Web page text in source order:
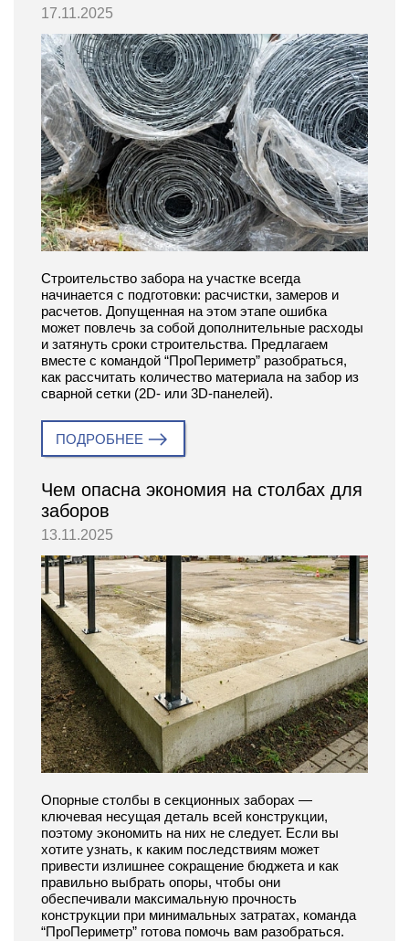
17.11.2025
Строительство забора на участке всегда
начинается с подготовки: расчистки, замеров и
расчетов. Допущенная на этом этапе ошибка
может повлечь за собой дополнительные расходы
и затянуть сроки строительства. Предлагаем
вместе с командой “ПроПериметр” разобраться,
как рассчитать количество материала на забор из
сварной сетки (2D- или 3D-панелей).
ПОДРОБНЕЕ
Чем опасна экономия на столбах для
заборов
13.11.2025
Опорные столбы в секционных заборах —
ключевая несущая деталь всей конструкции,
поэтому экономить на них не следует. Если вы
хотите узнать, к каким последствиям может
привести излишнее сокращение бюджета и как
правильно выбрать опоры, чтобы они
обеспечивали максимальную прочность
конструкции при минимальных затратах, команда
“ПроПериметр” готова помочь вам разобраться.